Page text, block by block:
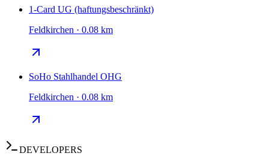
1-Card UG (haftungsbeschränkt)
Feldkirchen · 0.08 km
SoHo Stahlhandel OHG
Feldkirchen · 0.08 km
DEVELOPERS